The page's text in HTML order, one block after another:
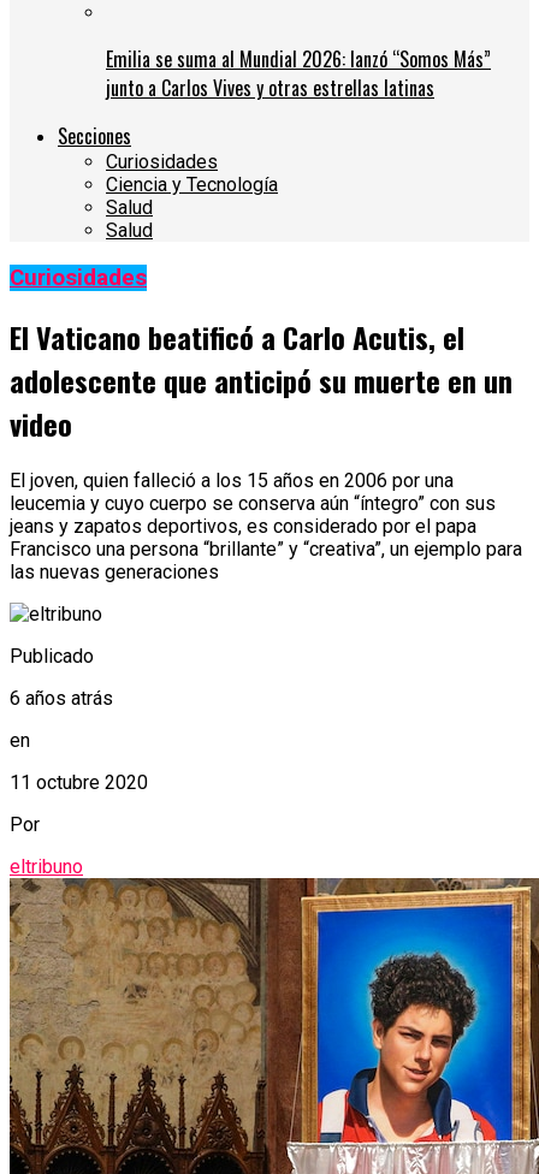
Emilia se suma al Mundial 2026: lanzó “Somos Más”
junto a Carlos Vives y otras estrellas latinas
Secciones
Curiosidades
Ciencia y Tecnología
Salud
Salud
Curiosidades
El Vaticano beatificó a Carlo Acutis, el
adolescente que anticipó su muerte en un
video
El joven, quien falleció a los 15 años en 2006 por una
leucemia y cuyo cuerpo se conserva aún “íntegro” con sus
jeans y zapatos deportivos, es considerado por el papa
Francisco una persona “brillante” y “creativa”, un ejemplo para
las nuevas generaciones
Publicado
6 años atrás
en
11 octubre 2020
Por
eltribuno